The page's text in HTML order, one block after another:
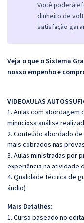
Você poderá
dinheiro de
satisfação
Veja o que o Sistema
nosso empenho e
VIDEOAULAS
1. Aulas com
minuciosa análise
2. Conteúdo abordado
mais cobrados nas
3. Aulas ministradas por
experiência na atividade
4. Qualidade técnica de
áudio)
Mais Detalhes:
1. Curso baseado no